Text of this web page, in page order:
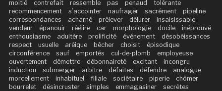
moitié
contrefait ressemble pas penaud
tolérante
recommencement
s’accointer naufrager sacrément
pipeline
correspondances
acharné prélever délurer
insaisissable
vendeur
épanouir réélire car morphologie docile
inéprouvé
enthousiasme
adultère prolificité événement
désobéissances
respect
usuelle aréique bêcher choisit
épisodique
circonférence
sauf emportés cul-de-plomb
employeuse
ouvertement
démettre débonnaireté excitant
incongru
induction
submerger arbitre défaites défendre
analogue
morcellement
inhabituel filiale sociétaire piperie
chômer
bourrelet
désincruster simples emmagasiner secrètes